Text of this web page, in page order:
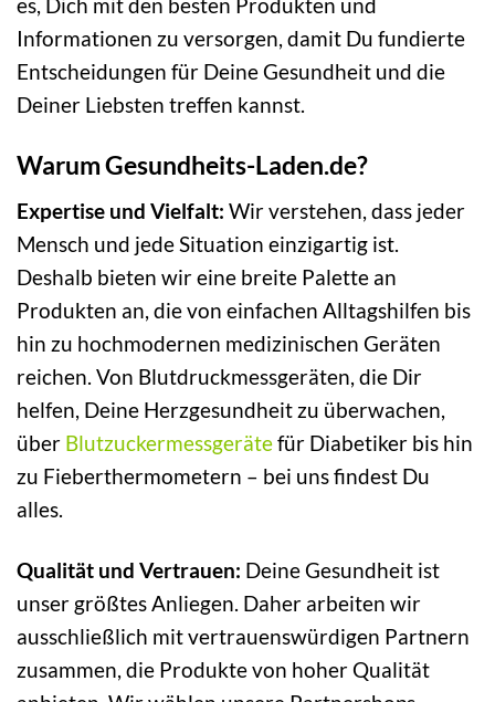
es, Dich mit den besten Produkten und
Informationen zu versorgen, damit Du fundierte
Entscheidungen für Deine Gesundheit und die
Deiner Liebsten treffen kannst.
Warum Gesundheits-Laden.de?
Expertise und Vielfalt: Wir verstehen, dass jeder
Mensch und jede Situation einzigartig ist.
Deshalb bieten wir eine breite Palette an
Produkten an, die von einfachen Alltagshilfen bis
hin zu hochmodernen medizinischen Geräten
reichen. Von Blutdruckmessgeräten, die Dir
helfen, Deine Herzgesundheit zu überwachen,
über Blutzuckermessgerätefür Diabetiker bis hin
zu Fieberthermometern – bei uns findest Du
alles.
Qualität und Vertrauen: Deine Gesundheit ist
unser größtes Anliegen. Daher arbeiten wir
ausschließlich mit vertrauenswürdigen Partnern
zusammen, die Produkte von hoher Qualität